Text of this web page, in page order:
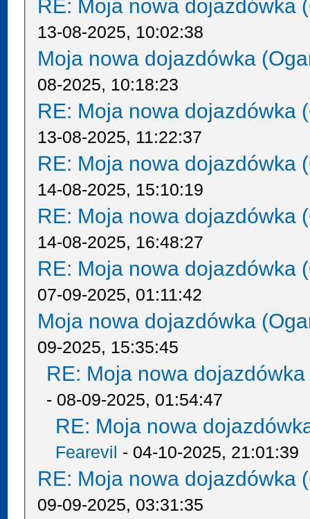
RE: Moja nowa dojazdówka
13-08-2025, 10:02:38
Moja nowa dojazdówka
08-2025, 10:18:23
RE: Moja nowa dojazdówka
13-08-2025, 11:22:37
RE: Moja nowa dojazdówka
14-08-2025, 15:10:19
RE: Moja nowa dojazdówka
14-08-2025, 16:48:27
RE: Moja nowa dojazdówka
07-09-2025, 01:11:42
Moja nowa dojazdówka
09-2025, 15:35:45
RE: Moja nowa
- 08-09-2025, 01:54:47
RE: Moja nowa
Fearevil - 04-10-2025, 21:01:39
RE: Moja nowa dojazdówka
09-09-2025, 03:31:35